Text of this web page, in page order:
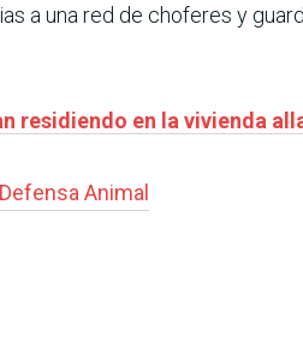
a una red de choferes y
residiendo en la vivienda
Defensa Animal